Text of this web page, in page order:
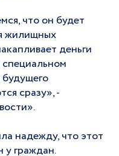
что он будет
жилищных
деньги
будущего
сразу», -
надежду, что этот
у граждан.